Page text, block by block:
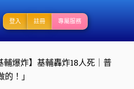
登入 註冊 專屬服務
輔爆炸】基輔轟炸18人死｜普
！」